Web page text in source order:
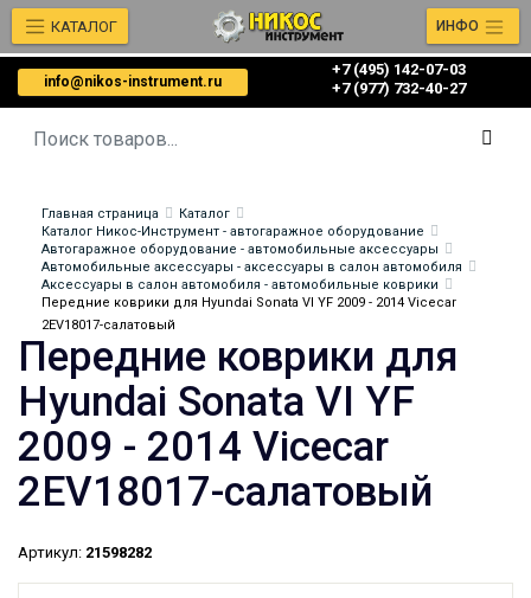
info@nikos-instrument.ru
+7 (495) 142-07-03
‎‎+7 (977) 732-40-27
КАТАЛОГ ИНФО
Главная страница
Каталог
Каталог Никос-Инструмент - автогаражное оборудование
Автогаражное оборудование - автомобильные аксессуары
Автомобильные аксессуары - аксессуары в салон автомобиля
Аксессуары в салон автомобиля - автомобильные коврики
Передние коврики для Hyundai Sonata VI YF 2009 - 2014 Vicecar
2EV18017-салатовый
Передние коврики для
Hyundai Sonata VI YF
2009 - 2014 Vicecar
2EV18017-салатовый
Артикул: 21598282